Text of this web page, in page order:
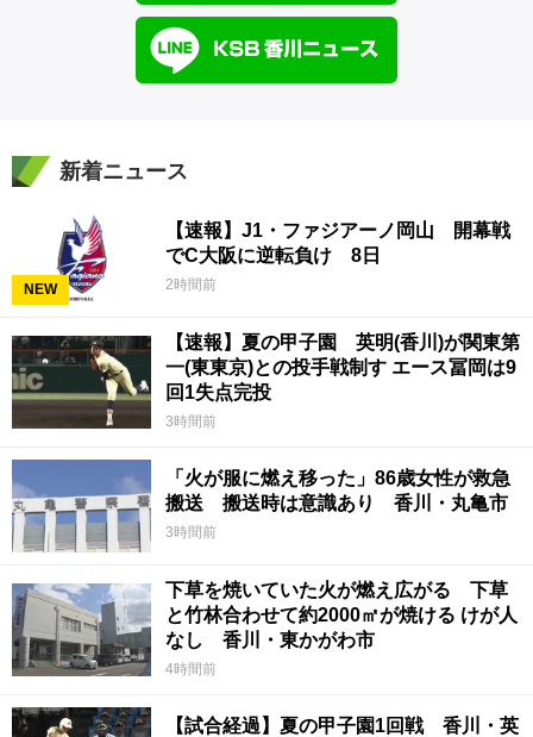
新着ニュース
NEW
【速報】J1・ファジアーノ岡山 開幕戦
でC大阪に逆転負け 8日
2時間前
【速報】夏の甲子園 英明(香川)が関東第
一(東東京)との投手戦制す エース冨岡は9
回1失点完投
3時間前
「火が服に燃え移った」86歳女性が救急
搬送 搬送時は意識あり 香川・丸亀市
3時間前
下草を焼いていた火が燃え広がる 下草
と竹林合わせて約2000㎡が焼ける けが人
なし 香川・東かがわ市
4時間前
【試合経過】夏の甲子園1回戦 香川・英